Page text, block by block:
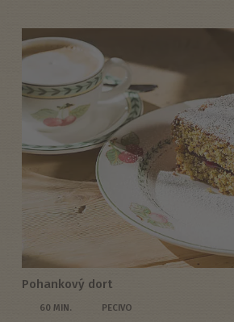
Pohankový dort
60 MIN. PECIVO